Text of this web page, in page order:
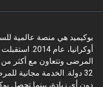
بوكيميد هي منصة عالمية
32 دولة. الخدمة مجانية
دون أي زيادة، بينما تحصل